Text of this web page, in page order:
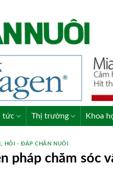
tức Thị trường Khoa
, HỎI - ĐÁP CHĂN NUÔI
pháp chăm sóc